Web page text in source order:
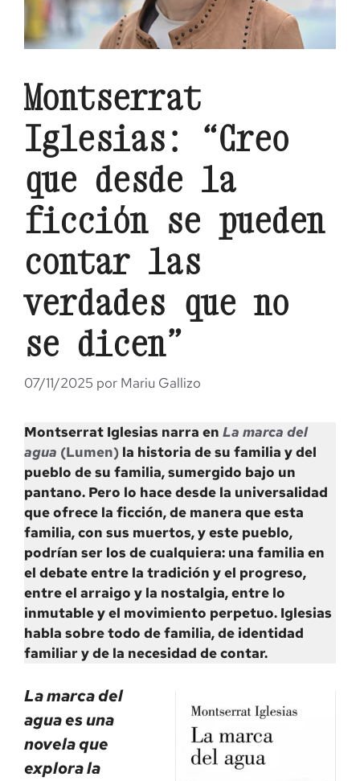
Montserrat
Iglesias: “Creo
que desde la
ficción se pueden
contar las
verdades que no
se dicen”
07/11/2025 por Mariu Gallizo
Montserrat Iglesias narra en La marca del
agua (Lumen) la historia de su familia y del
pueblo de su familia, sumergido bajo un
pantano. Pero lo hace desde la universalidad
que ofrece la ficción, de manera que esta
familia, con sus muertos, y este pueblo,
podrían ser los de cualquiera: una familia en
el debate entre la tradición y el progreso,
entre el arraigo y la nostalgia, entre lo
inmutable y el movimiento perpetuo. Iglesias
habla sobre todo de familia, de identidad
familiar y de la necesidad de contar.
La marca del
agua es una
novela que
explora la